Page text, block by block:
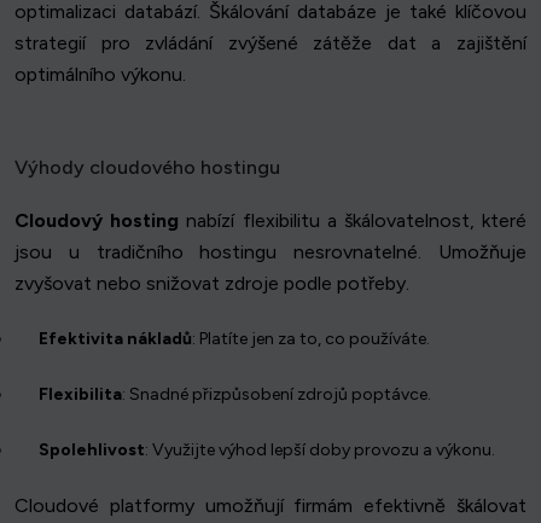
optimalizaci databází. Škálování databáze je také klíčovou
strategií pro zvládání zvýšené zátěže dat a zajištění
optimálního výkonu.
Výhody cloudového hostingu
Cloudový hosting nabízí flexibilitu a škálovatelnost, které
jsou u tradičního hostingu nesrovnatelné. Umožňuje
zvyšovat nebo snižovat zdroje podle potřeby.
Efektivita nákladů: Platíte jen za to, co používáte.
Flexibilita: Snadné přizpůsobení zdrojů poptávce.
Spolehlivost: Využijte výhod lepší doby provozu a výkonu.
Cloudové platformy umožňují firmám efektivně škálovat